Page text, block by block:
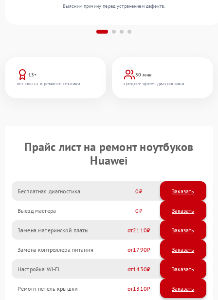
13+
лет опыта в ремонте техники
30 мин
среднее время диагностики
Выясним причину перед устранением дефекта.
Прайс лист на ремонт ноутбуков
Huawei
Бесплатная диагностика 0 Заказать
Выезд мастера 0 Заказать
Замена материнской платы 2110
Замена контроллера питания 1790
Настройка Wi-Fi 1430
Ремонт петель крышки 1310